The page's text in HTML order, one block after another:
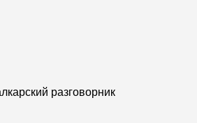
разговорник